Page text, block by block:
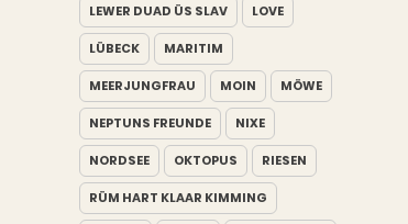
LEWER DUAD ÜS SLAV LOVE
LÜBECK MARITIM
MEERJUNGFRAU MOIN MÖWE
NEPTUNS FREUNDE NIXE
NORDSEE OKTOPUS RIESEN
RÜM HART KLAAR KIMMING